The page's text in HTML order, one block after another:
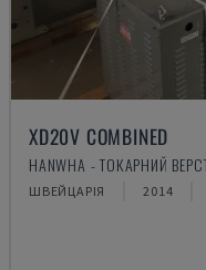
XD20V COMBINED
HANWHA - ТОКАРНИЙ
ШВЕЙЦАРІЯ 2014